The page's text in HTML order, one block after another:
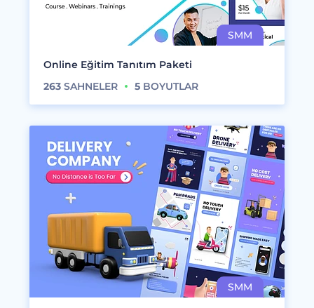
Online Eğitim Tanıtım Paketi
263 SAHNELER 5 BOYUTLAR